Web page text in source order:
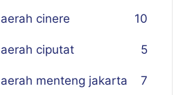
cinere 10
ciputat 5
menteng jakarta 7